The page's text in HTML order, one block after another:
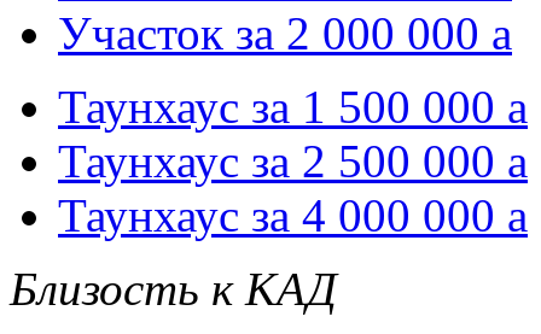
Участок за 2 000 000 a
Таунхаус за 1 500 000 a
Таунхаус за 2 500 000 a
Таунхаус за 4 000 000 a
Близость к КАД